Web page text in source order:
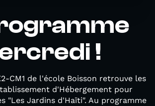
!
CM1 de l'école Boisson retrouve les
d'Hébergement pour
"Les Jardins d'Haïti". Au programme